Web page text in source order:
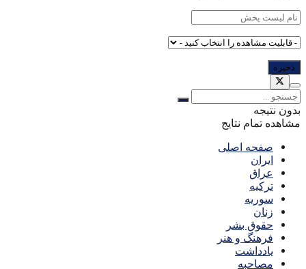
بدون نتیجه
مشاهده تمام نتایج
صفحه اصلی
ایران
عراق
ترکیه
سوریه
زنان
حقوق بشر
فرهنگ و هنر
یادداشت
مصاحبه